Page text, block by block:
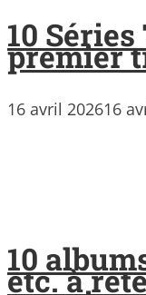
10
premier
16 avril 202616
10
etc. à